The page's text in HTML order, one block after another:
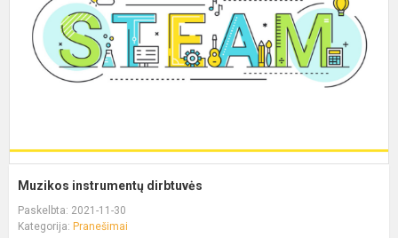
Muzikos instrumentų dirbtuvės
Paskelbta: 2021-11-30
Kategorija: Pranešimai